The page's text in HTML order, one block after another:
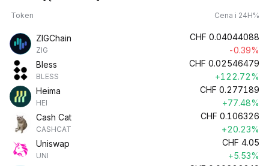
Token Cena i 24H%
ZIGChain
ZIG
CHF 0.04044088
-0.39%
Bless
BLESS
CHF 0.02546479
+122.72%
Heima
HEI
CHF 0.277189
+77.48%
Cash Cat
CASHCAT
CHF 0.106326
+20.23%
Uniswap
UNI
CHF 4.05
+5.53%